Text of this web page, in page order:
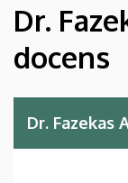
Kar
Dr.
docens
Dr. Fazekas